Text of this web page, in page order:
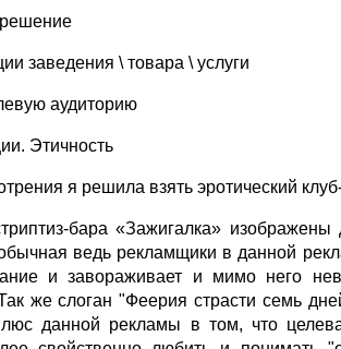
заведения \ товара \ услуги
аудиторию
Этичность
я решила взять эротический
бара «Зажигалка»
ведь рекламщики в данной
и завораживает и мимо него
же слоган "Феерия страсти семь
данной рекламы в том, что